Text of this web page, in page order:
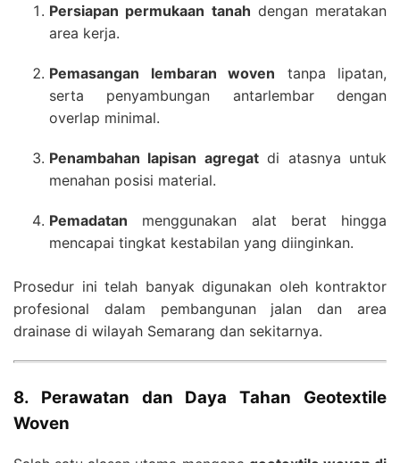
Persiapan permukaan tanah dengan meratakan
area kerja.
Pemasangan lembaran woven tanpa lipatan,
serta penyambungan antarlembar dengan
overlap minimal.
Penambahan lapisan agregatdi atasnya untuk
menahan posisi material.
Pemadatan menggunakan alat berat hingga
mencapai tingkat kestabilan yang diinginkan.
Prosedur ini telah banyak digunakan oleh kontraktor
profesional dalam pembangunan jalan dan area
drainase di wilayah Semarang dan sekitarnya.
8. Perawatan dan Daya Tahan Geotextile
Woven